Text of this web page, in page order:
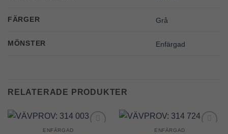
FÄRGER Grå
MÖNSTER Enfärgad
RELATERADE PRODUKTER
ENFÄRGAD ENFÄRGAD